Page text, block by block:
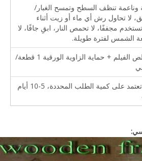
وناعمة تنظف السطح وتمسح الغبار/
لا تحاول رش أي ماء أو زيت أثناء
مجففًا، لا تحمص النار، ابقِ جافًا، لا
الشمس لفترة طويلة.
1 قطعة/يتقلص الفيلم + حماية الزاوية الورقية 1 قطعة/
10-30 يوما تعتمد على كمية الطلب المحددة، 5-10 أيام